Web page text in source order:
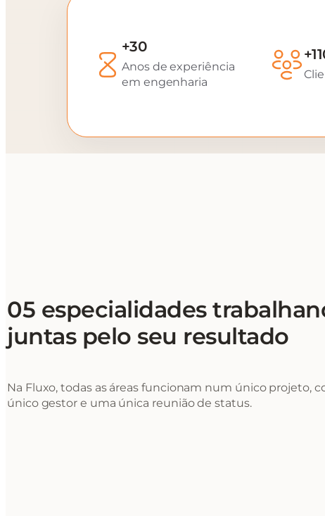
+30
Anos de experiência
em engenharia
05 especialidades
juntas pelo seu resultado
Na Fluxo, todas as áreas funcionam num único projeto,
único gestor e uma única reunião de status.